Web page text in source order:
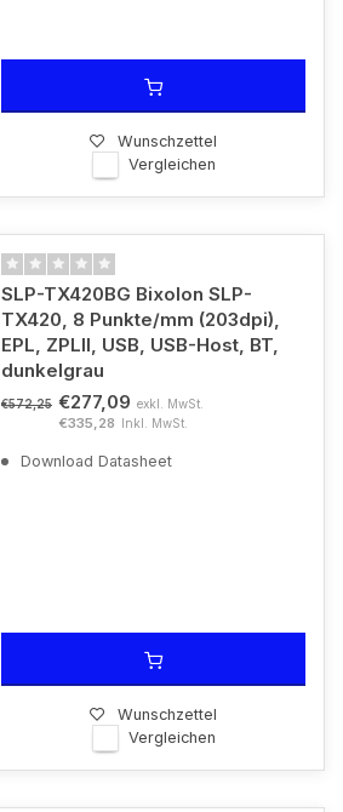
Wunschzettel
Vergleichen
SLP-TX420BG Bixolon SLP-
TX420, 8 Punkte/mm (203dpi),
EPL, ZPLII, USB, USB-Host, BT,
dunkelgrau
€572,25 €277,09 exkl. MwSt.
€335,28 Inkl. MwSt.
Download Datasheet
Wunschzettel
Vergleichen